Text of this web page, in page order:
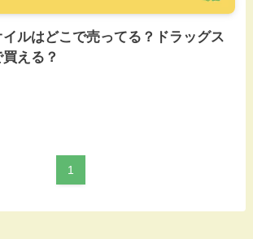
ルはどこで売ってる？ドラッグス
える？
1